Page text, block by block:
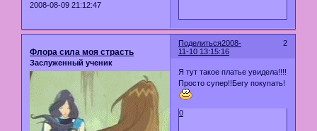
2008-08-09 21:12:47
Поделиться 2
2008-
11-10 13:15:16
Флора сила моя страсть
Заслуженный ученик
Я тут такое платье увидела!!!!
Просто супер!!Бегу покупать!
0